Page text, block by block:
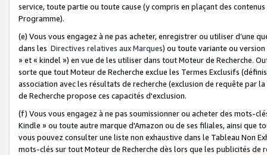
service, toute partie ou toute cause (y compris en plaçant des
Programme).
(e) Vous vous engagez à ne pas acheter, enregistrer ou utiliser d’une
dans les Directives relatives aux Marques) ou toute variante ou
» et « kindel ») en vue de les utiliser dans tout Moteur de Recherche.
sorte que tout Moteur de Recherche exclue les Termes Exclusifs
association avec les résultats de recherche (exclusion de requête
de Recherche propose ces capacités d'exclusion.
(f) Vous vous engagez à ne pas soumissionner ou acheter des mots-
Kindle » ou toute autre marque d'Amazon ou de ses filiales, ainsi que
vous pouvez consulter une liste non exhaustive dans le Tableau Non
mots-clés sur tout Moteur de Recherche dès lors que les publicités de